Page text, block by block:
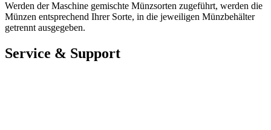
Werden der Maschine gemischte Münzsorten zugeführt, werden die
Münzen entsprechend Ihrer Sorte, in die jeweiligen Münzbehälter
getrennt ausgegeben.
Service & Support